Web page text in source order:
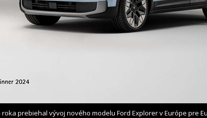
prebiehal vývoj nového modelu Ford Explorer v Európe pre